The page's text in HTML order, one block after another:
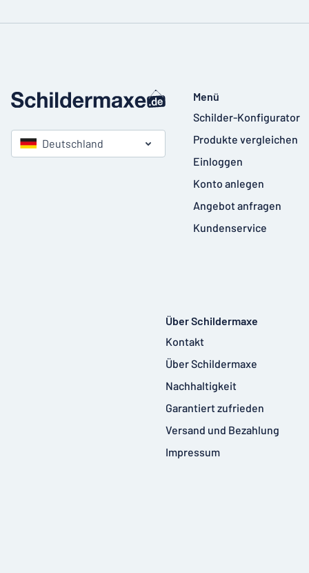
Deutschland
Menü
Schilder-Konfigurator
Produkte vergleichen
Einloggen
Konto anlegen
Angebot anfragen
Kundenservice
Über Schildermaxe
Kontakt
Über Schildermaxe
Nachhaltigkeit
Garantiert zufrieden
Versand und Bezahlung
Impressum